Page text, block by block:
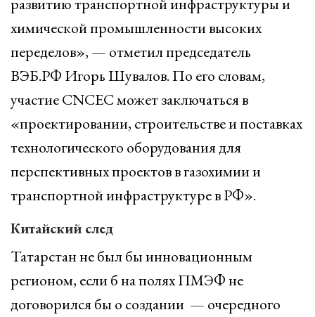
химической промышленности высоких
переделов», — отметил председатель
ВЭБ.РФ Игорь Шувалов. По его словам,
участие CNCEC может заключаться в
«проектировании, строительстве и поставках
технологического оборудования для
перспективных проектов в газохимии и
транспортной инфраструктуре в РФ».
Китайский след
Татарстан не был бы инновационным
регионом, если б на полях ПМЭФ не
договорился бы о создании — очередного